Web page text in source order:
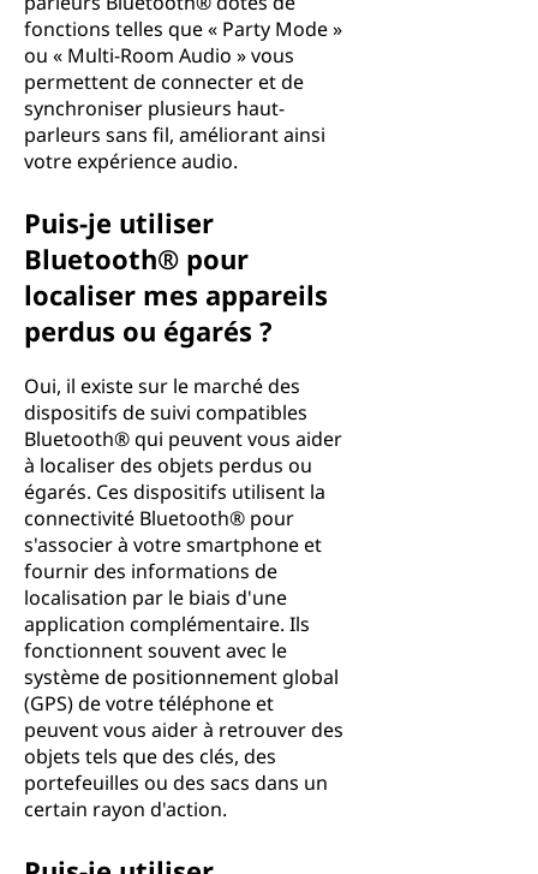
fonctions telles que « Party Mode »
ou « Multi-Room Audio » vous
permettent de connecter et de
synchroniser plusieurs haut-
parleurs sans fil, améliorant ainsi
votre expérience audio.
Puis-je utiliser
Bluetooth® pour
localiser mes appareils
perdus ou égarés ?
Oui, il existe sur le marché des
dispositifs de suivi compatibles
Bluetooth® qui peuvent vous aider
à localiser des objets perdus ou
égarés. Ces dispositifs utilisent la
connectivité Bluetooth® pour
s'associer à votre smartphone et
fournir des informations de
localisation par le biais d'une
application complémentaire. Ils
fonctionnent souvent avec le
système de positionnement global
(GPS) de votre téléphone et
peuvent vous aider à retrouver des
objets tels que des clés, des
portefeuilles ou des sacs dans un
certain rayon d'action.